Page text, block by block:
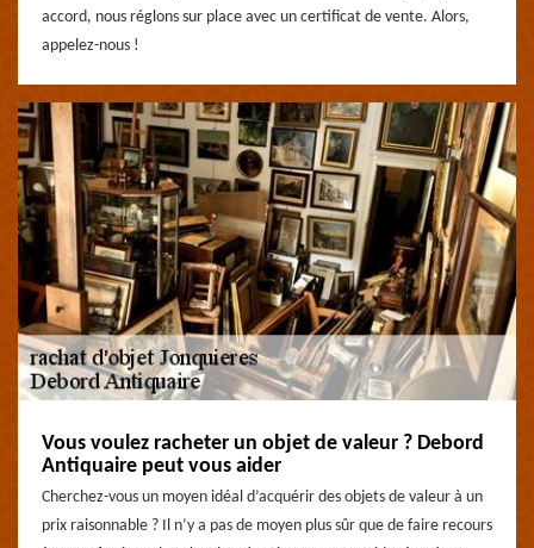
accord, nous réglons sur place avec un certificat de vente. Alors,
appelez-nous !
Vous voulez racheter un objet de valeur ? Debord
Antiquaire peut vous aider
Cherchez-vous un moyen idéal d’acquérir des objets de valeur à un
prix raisonnable ? Il n’y a pas de moyen plus sûr que de faire recours